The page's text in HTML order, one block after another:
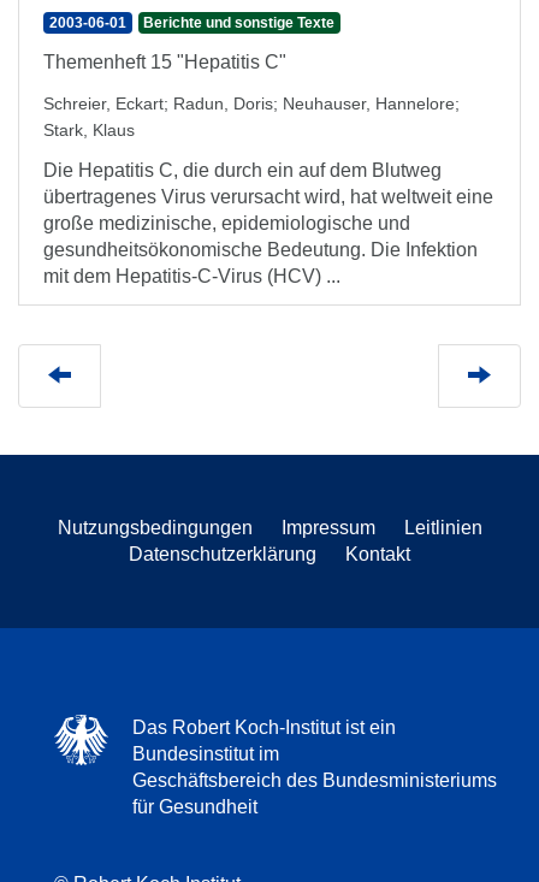
2003-06-01 Berichte und sonstige Texte
Themenheft 15 "Hepatitis C"
Schreier, Eckart; Radun, Doris; Neuhauser, Hannelore;
Stark, Klaus
Die Hepatitis C, die durch ein auf dem Blutweg
übertragenes Virus verursacht wird, hat weltweit eine
große medizinische, epidemiologische und
gesundheitsökonomische Bedeutung. Die Infektion
mit dem Hepatitis-C-Virus (HCV) ...
Nutzungsbedingungen Impressum
Leitlinien
Datenschutzerklärung
Kontakt
Das Robert Koch-Institut ist ein
Bundesinstitut im
Geschäftsbereich des Bundesministeriums
für Gesundheit